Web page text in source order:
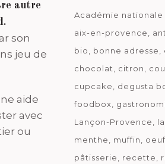
autre
son
jeu de
aide
avec
ou
Académie nationale
aix-en-provence
bio
bonne adresse
chocolat
citron
cupcake
degusta
foodbox
Lançon-Provence
menthe
muffin oeuf
pâtisserie
recette